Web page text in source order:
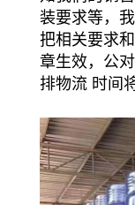
装要求等，
把相关要求
章生效，公
排物流 时间